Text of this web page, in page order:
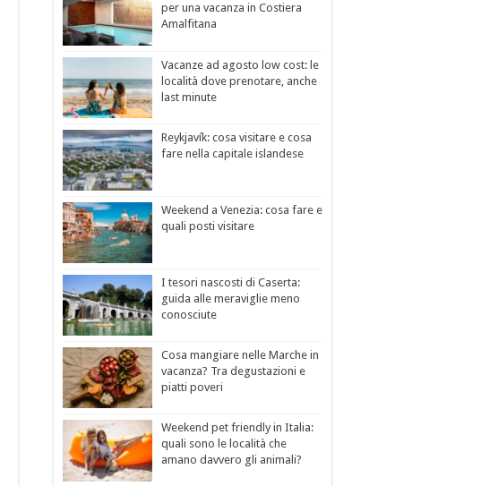
per una vacanza in Costiera
Amalfitana
Vacanze ad agosto low cost: le
località dove prenotare, anche
last minute
Reykjavík: cosa visitare e cosa
fare nella capitale islandese
Weekend a Venezia: cosa fare e
quali posti visitare
I tesori nascosti di Caserta:
guida alle meraviglie meno
conosciute
Cosa mangiare nelle Marche in
vacanza? Tra degustazioni e
piatti poveri
Weekend pet friendly in Italia:
quali sono le località che
amano davvero gli animali?